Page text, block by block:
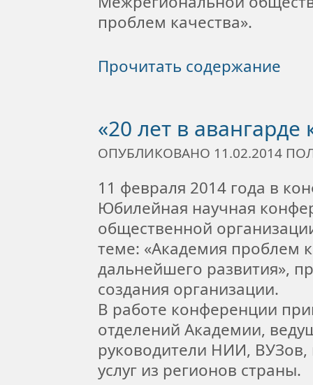
проблем качества».
Прочитать содержание
«20 лет в авангарде
ОПУБЛИКОВАНО 11.02.2014
11 февраля 2014 года в
Юбилейная научная
общественной
теме: «Академия проблем
дальнейшего развития»,
создания организации.
В работе конференции
отделений Академии,
руководители НИИ,
услуг из регионов страны.